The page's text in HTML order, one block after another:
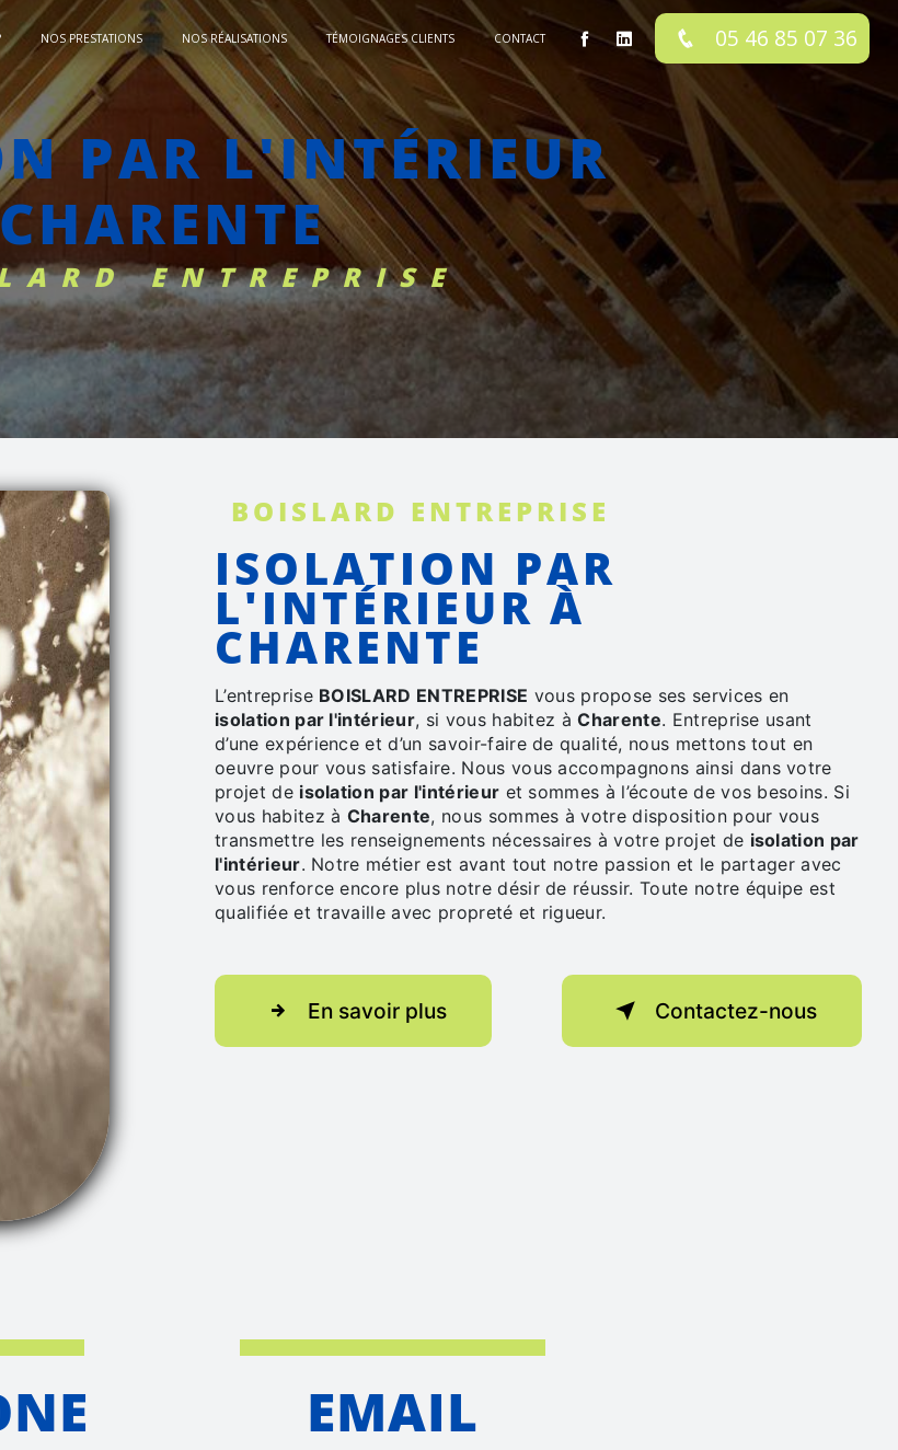
NOS PRESTATIONS NOS RÉALISATIONS TÉMOIGNAGES CLIENTS CONTACT 05 46 85 07 36
CHARENTE
ENTREPRISE
BOISLARD ENTREPRISE
ISOLATION PAR
L'INTÉRIEUR À
CHARENTE
L’entreprise BOISLARD ENTREPRISE vous propose ses services en
isolation par l'intérieur, si vous habitez àCharente. Entreprise usant
d’une expérience et d’un savoir-faire de qualité, nous mettons tout en
oeuvre pour vous satisfaire. Nous vous accompagnons ainsi dans votre
projet de isolation par l'intérieur et sommes à l’écoute de vos besoins. Si
vous habitez à Charente, nous sommes à votre disposition pour vous
transmettre les renseignements nécessaires à votre projet de isolation par
l'intérieur. Notre métier est avant tout notre passion et le partager avec
vous renforce encore plus notre désir de réussir. Toute notre équipe est
qualifiée et travaille avec propreté et rigueur.
En savoir plus Contactez-nous
EMAIL